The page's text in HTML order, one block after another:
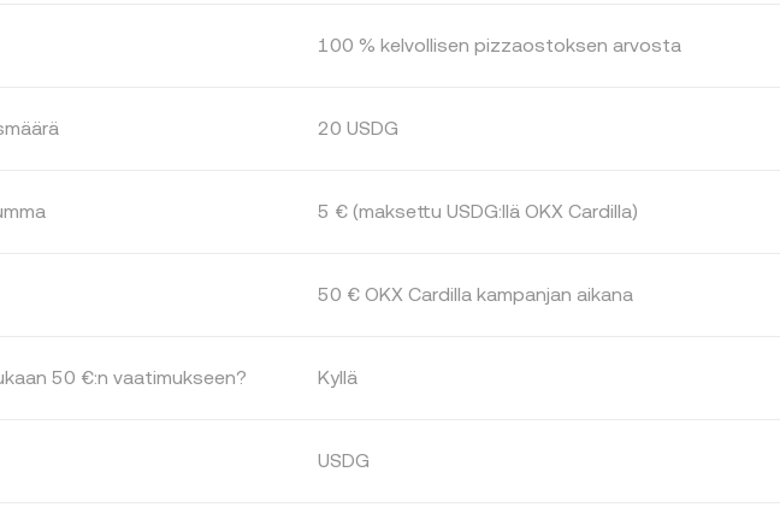
100 % kelvollisen pizzaostoksen arvosta
20 USDG
5 € (maksettu USDG:llä OKX Cardilla)
50 € OKX Cardilla kampanjan aikana
50 €:n vaatimukseen? Kyllä
USDG